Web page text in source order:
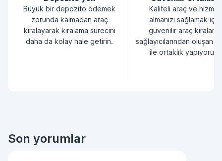
Büyük bir depozito ödemek
zorunda kalmadan araç
kiralayarak kiralama sürecini
daha da kolay hale getirin.
Kaliteli araç ve hizmet
almanızı sağlamak için
güvenilir araç kiralama
sağlayıcılarından oluşan
ile ortaklık yapıyoruz.
Son yorumlar